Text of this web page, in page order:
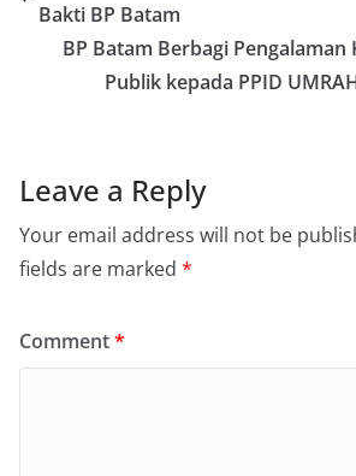
Bakti BP Batam
BP Batam Berbagi
Publik kepada PPID
Leave a Reply
Your email address will not be
fields are marked *
Comment*